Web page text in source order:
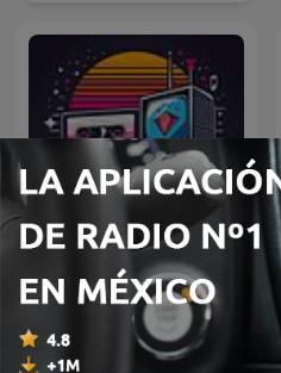
Retro 80s